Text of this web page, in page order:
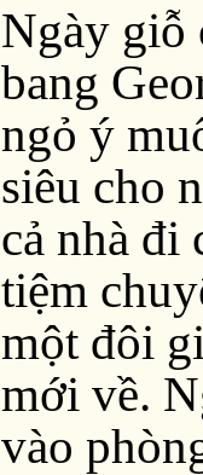
Ngày giỗ
bang
ngỏ ý
siêu cho
cả nhà đi
tiệm
một đôi
mới về.
vào